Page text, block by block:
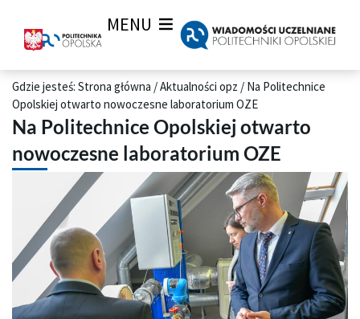
MENU
Gdzie jesteś: Strona główna /Aktualności opz / Na Politechnice
Opolskiej otwarto nowoczesne laboratorium OZE
Na Politechnice Opolskiej otwarto
nowoczesne laboratorium OZE